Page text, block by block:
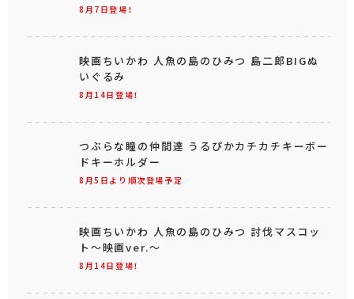
8月7日登場！
8月14日登場！
映画ちいかわ 人魚の島のひみつ 島二郎BIGぬ
いぐるみ
8月5日より順次登場予定
つぶらな瞳の仲間達 うるぴかカチカチキーボー
ドキーホルダー
8月14日登場！
映画ちいかわ 人魚の島のひみつ 討伐マスコッ
ト～映画ver.～